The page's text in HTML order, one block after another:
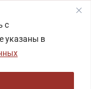
с
указаны в